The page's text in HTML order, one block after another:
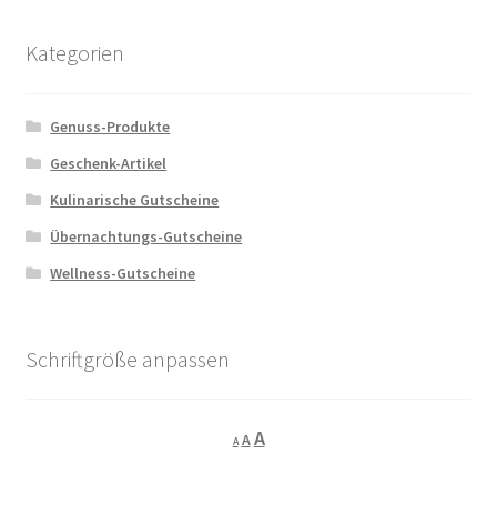
Kategorien
Genuss-Produkte
Geschenk-Artikel
Kulinarische Gutscheine
Übernachtungs-Gutscheine
Wellness-Gutscheine
Schriftgröße anpassen
A
Decrease
font
A Reset
AIncrease